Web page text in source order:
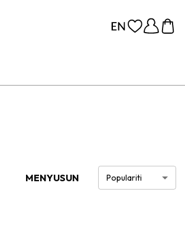
MENYUSUN Populariti